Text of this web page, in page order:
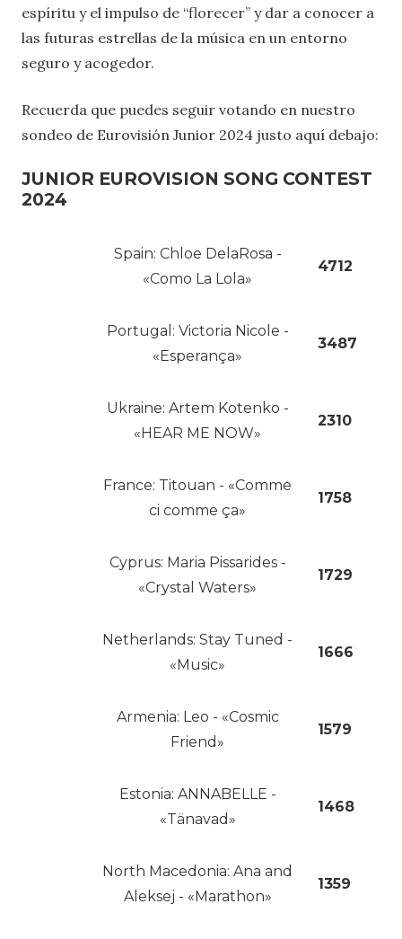
espíritu y el impulso de “florecer” y dar a conocer a
las futuras estrellas de la música en un entorno
seguro y acogedor.
Recuerda que puedes seguir votando en nuestro
sondeo de Eurovisión Junior 2024 justo aquí debajo:
JUNIOR EUROVISION SONG CONTEST
2024
Spain: Chloe DelaRosa -
«Como La Lola»
4712
Portugal: Victoria Nicole -
«Esperança»
3487
Ukraine: Artem Kotenko -
«HEAR ME NOW»
2310
France: Titouan - «Comme
ci comme ça»
1758
Cyprus: Maria Pissarides -
«Crystal Waters»
1729
Netherlands: Stay Tuned -
«Music»
1666
Armenia: Leo - «Cosmic
Friend»
1579
Estonia: ANNABELLE -
«Tänavad»
1468
North Macedonia: Ana and
Aleksej - «Marathon»
1359